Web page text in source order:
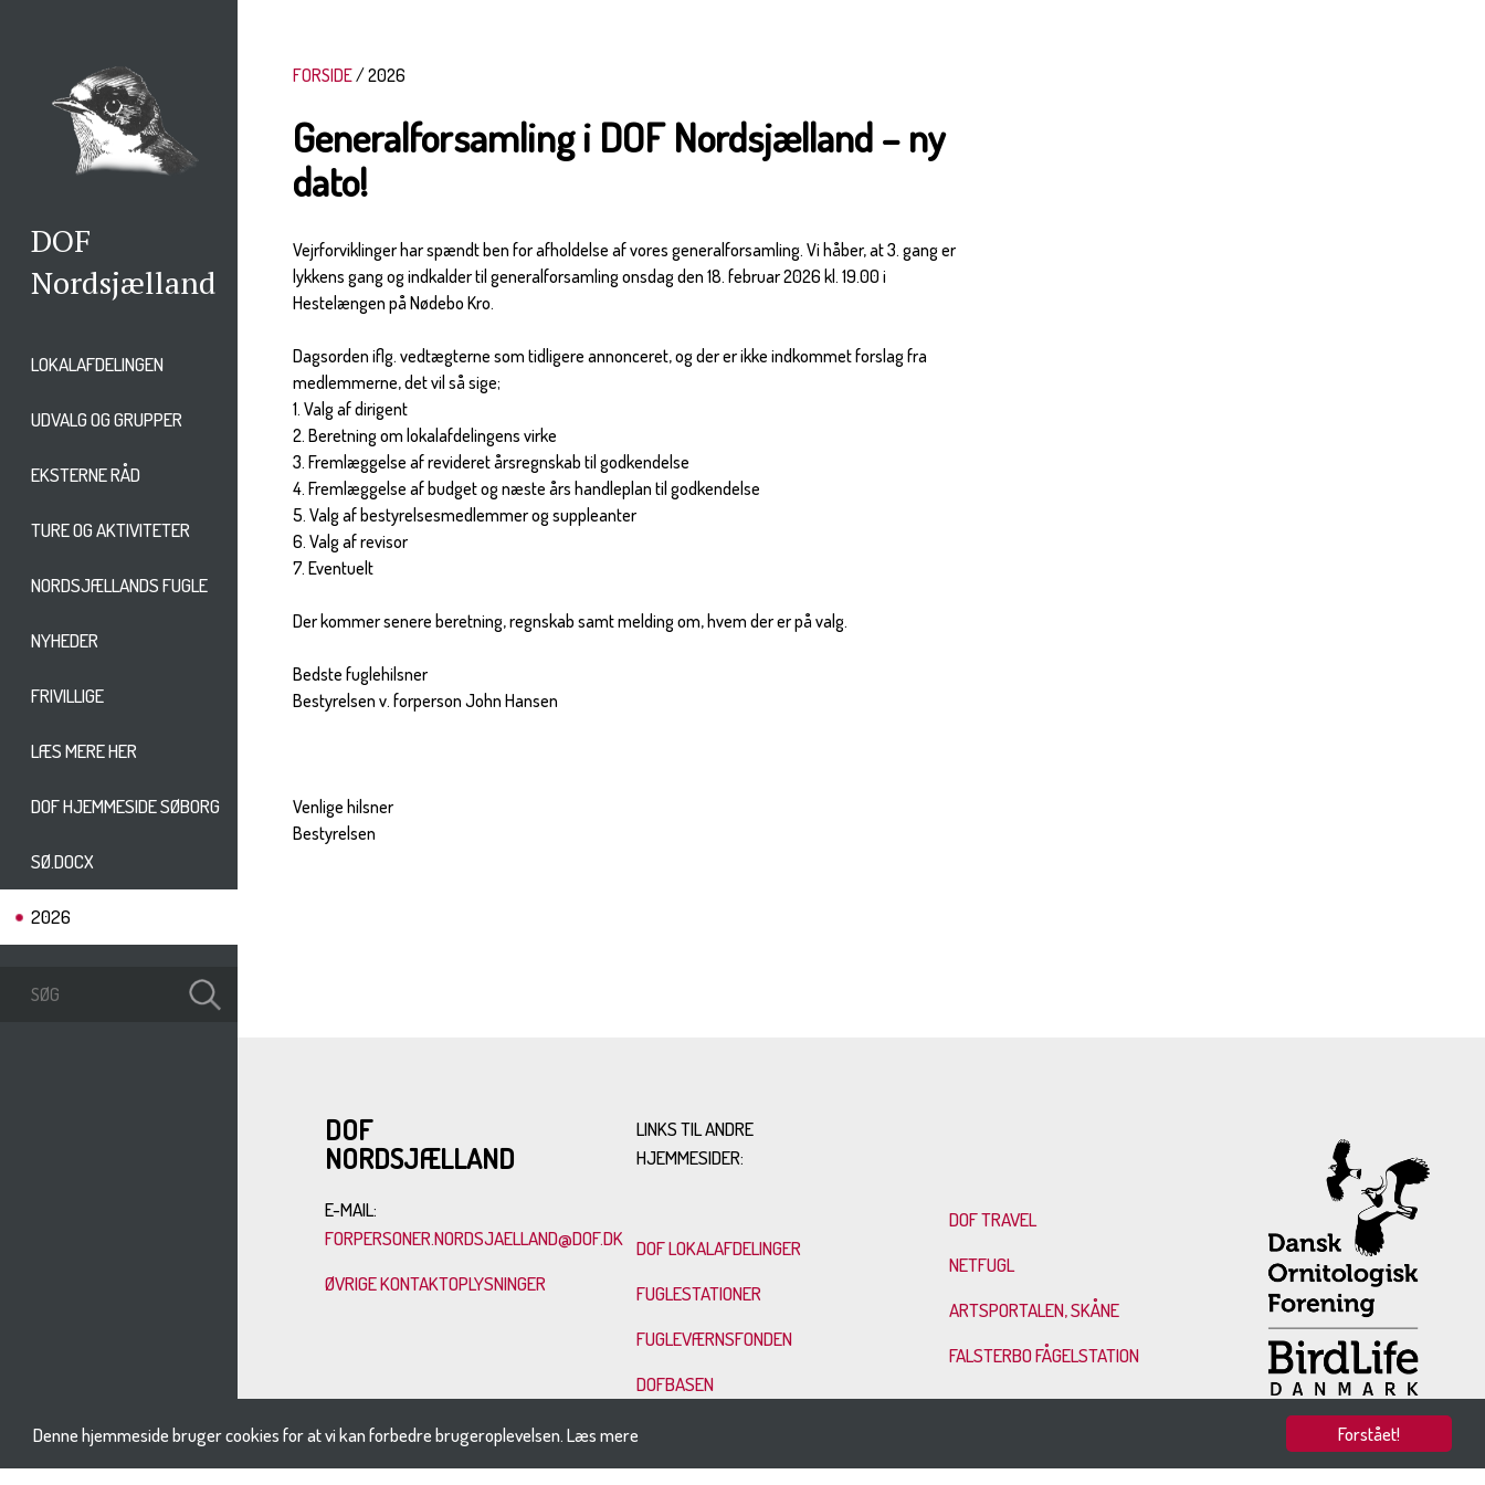
Forstået!
Denne hjemmeside bruger cookies for at vi kan forbedre brugeroplevelsen.Læs mere
DOF
Nordsjælland
LOKALAFDELINGEN
UDVALG OG GRUPPER
EKSTERNE RÅD
TURE OG AKTIVITETER
NORDSJÆLLANDS FUGLE
NYHEDER
FRIVILLIGE
LÆS MERE HER
DOF HJEMMESIDE SØBORG
SØ.DOCX
2026
FORSIDE 2026
Generalforsamling i DOF Nordsjælland – ny
dato!
Vejrforviklinger har spændt ben for afholdelse af vores generalforsamling. Vi håber, at 3. gang er
lykkens gang og indkalder til generalforsamling onsdag den 18. februar 2026 kl. 19.00 i
Hestelængen på Nødebo Kro.
Dagsorden iflg. vedtægterne som tidligere annonceret, og der er ikke indkommet forslag fra
medlemmerne, det vil så sige;
1. Valg af dirigent
2. Beretning om lokalafdelingens virke
3. Fremlæggelse af revideret årsregnskab til godkendelse
4. Fremlæggelse af budget og næste års handleplan til godkendelse
5. Valg af bestyrelsesmedlemmer og suppleanter
6. Valg af revisor
7. Eventuelt
Der kommer senere beretning, regnskab samt melding om, hvem der er på valg.
Bedste fuglehilsner
Bestyrelsen v. forperson John Hansen
Venlige hilsner
Bestyrelsen
DOF
NORDSJÆLLAND
E-MAIL:
FORPERSONER.NORDSJAELLAND@DOF.DK
ØVRIGE KONTAKTOPLYSNINGER
LINKS TIL ANDRE
HJEMMESIDER:
DOF LOKALAFDELINGER
FUGLESTATIONER
FUGLEVÆRNSFONDEN
DOFBASEN
DANMARKS FUGLE
DOF TRAVEL
NETFUGL
ARTSPORTALEN, SKÅNE
FALSTERBO FÅGELSTATION